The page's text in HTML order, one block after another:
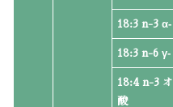
18:3 n-3
18:3 n-6
18:4 n-3
酸